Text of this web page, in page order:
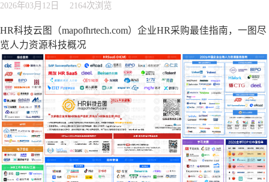
2026年03月12日 2164次浏览
HR科技云图（mapofhrtech.com）企业HR采购最佳指南，一图尽
览人力资源科技概况